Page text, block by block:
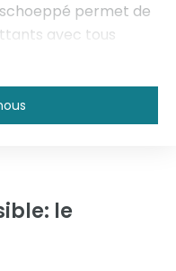
permet de
avec tous
votre portail alu,
confort
le